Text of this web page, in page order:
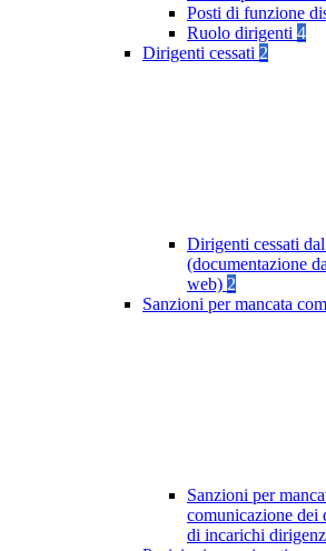
Posti di funzione
Ruolo dirigenti 4
Dirigenti cessati 2
Dirigenti cessati
(documentazione
web) 2
Sanzioni per mancata
Sanzioni per
comunicazione dei
di incarichi